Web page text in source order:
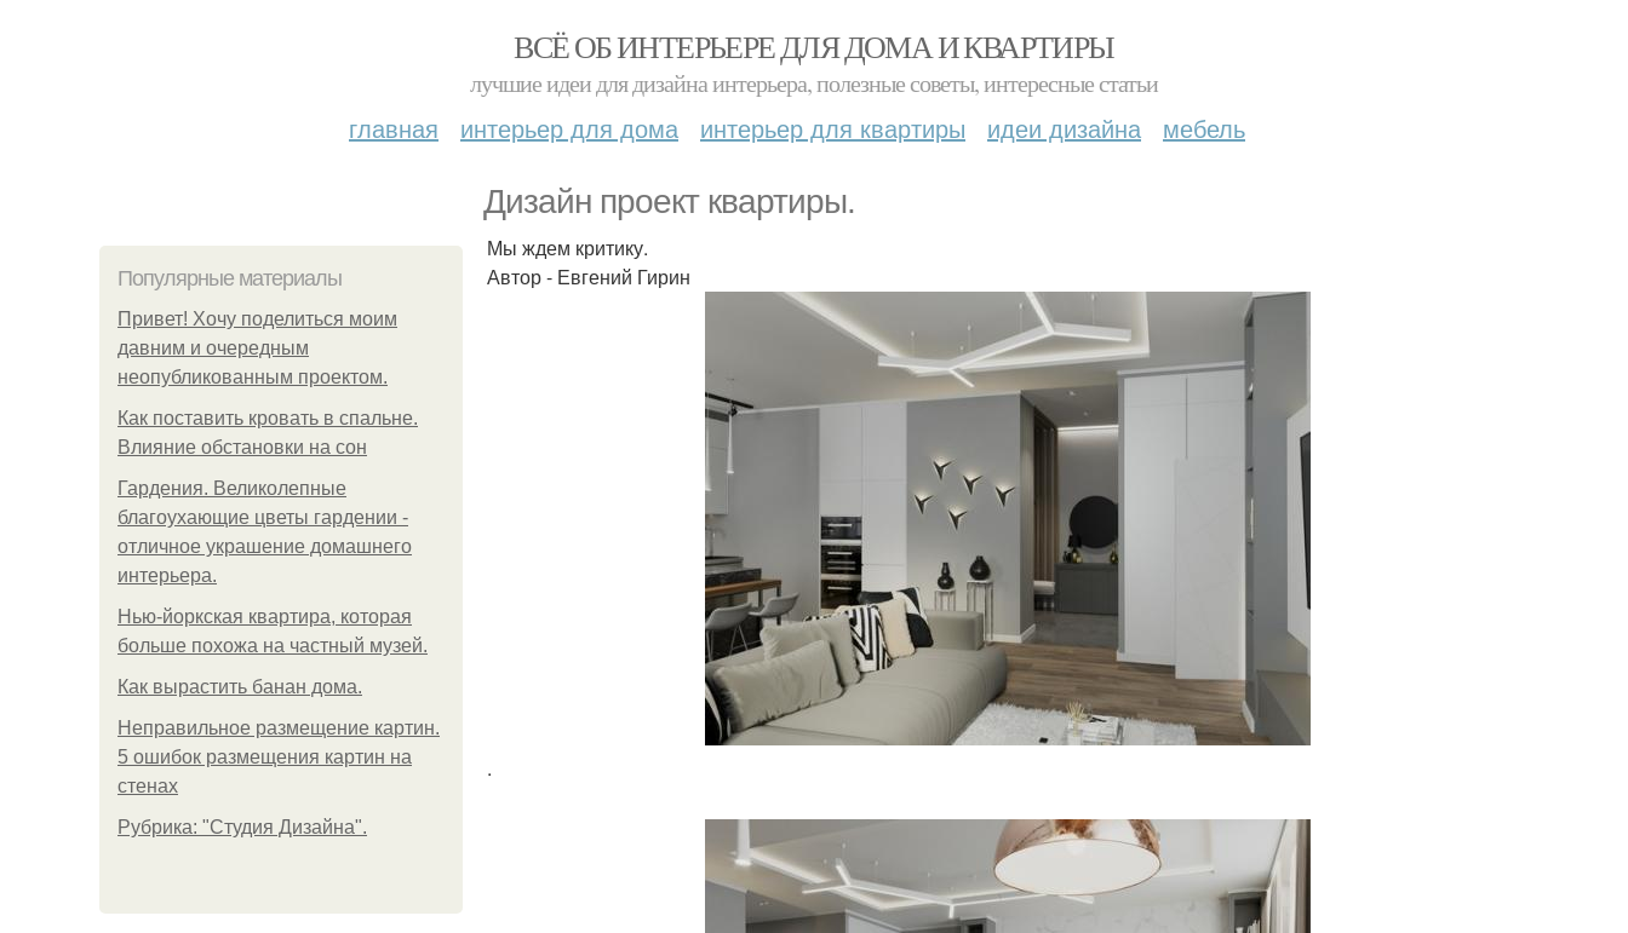
ВСЁ ОБ ИНТЕРЬЕРЕ ДЛЯ ДОМА И КВАРТИРЫ
лучшие идеи для дизайна интерьера, полезные советы, интересные статьи
главная интерьер для дома интерьер для квартиры идеи дизайна мебель
Дизайн проект квартиры.
Популярные материалы
Привет! Хочу поделиться моим
давним и очередным
неопубликованным проектом.
Как поставить кровать в спальне.
Влияние обстановки на сон
Гардения. Великолепные
благоухающие цветы гардении -
отличное украшение домашнего
интерьера.
Нью-йоркская квартира, которая
больше похожа на частный музей.
Как вырастить банан дома.
Неправильное размещение картин.
5 ошибок размещения картин на
стенах
Рубрика: "Студия Дизайна".
Мы ждем критику.
Автор - Евгений Гирин
.